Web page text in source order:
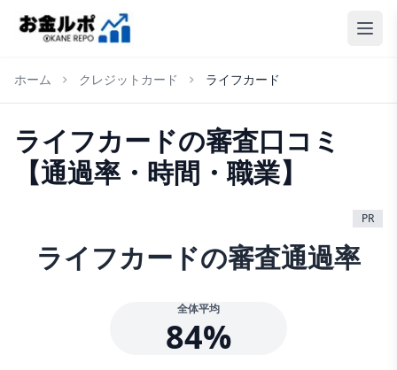
ホーム クレジットカード ライフカード
ライフカードの審査口コミ
【通過率・時間・職業】
PR
ライフカードの審査通過率
全体平均
84%